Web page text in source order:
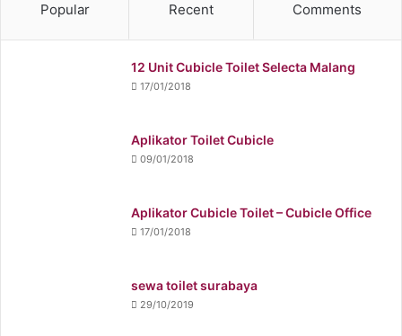
Popular Recent Comments
12 Unit Cubicle Toilet Selecta Malang
17/01/2018
Aplikator Toilet Cubicle
09/01/2018
Aplikator Cubicle Toilet – Cubicle Office
17/01/2018
sewa toilet surabaya
29/10/2019